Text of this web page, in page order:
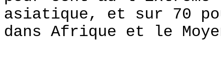
asiatique, et sur 70
dans Afrique et le